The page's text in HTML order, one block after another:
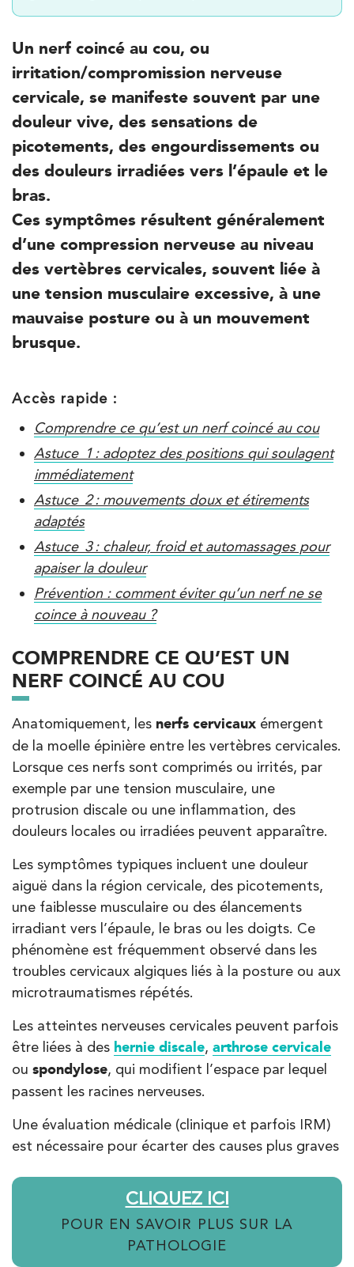
Un nerf coincé au cou, ou
irritation/compromission nerveuse
cervicale, se manifeste souvent par une
douleur vive, des sensations de
picotements, des engourdissements ou
des douleurs irradiées vers l’épaule et le
bras.
Ces symptômes résultent généralement
d’une compression nerveuse au niveau
des vertèbres cervicales, souvent liée à
une tension musculaire excessive, à une
mauvaise posture ou à un mouvement
brusque.
Accès rapide :
Comprendre ce qu’est un nerf coincé au cou
Astuce 1 : adoptez des positions qui soulagent
immédiatement
Astuce 2 : mouvements doux et étirements
adaptés
Astuce 3 : chaleur, froid et automassages pour
apaiser la douleur
Prévention : comment éviter qu’un nerf ne se
coince à nouveau ?
COMPRENDRE CE QU’EST UN
NERF COINCÉ AU COU
Anatomiquement, les nerfs cervicaux émergent
de la moelle épinière entre les vertèbres cervicales.
Lorsque ces nerfs sont comprimés ou irrités, par
exemple par une tension musculaire, une
protrusion discale ou une inflammation, des
douleurs locales ou irradiées peuvent apparaître.
Les symptômes typiques incluent une douleur
aiguë dans la région cervicale, des picotements,
une faiblesse musculaire ou des élancements
irradiant vers l’épaule, le bras ou les doigts. Ce
phénomène est fréquemment observé dans les
troubles cervicaux algiques liés à la posture ou aux
microtraumatismes répétés.
Les atteintes nerveuses cervicales peuvent parfois
être liées à des hernie discale, arthrose cervicale
ou spondylose, qui modifient l’espace par lequel
passent les racines nerveuses.
Une évaluation médicale (clinique et parfois IRM)
est nécessaire pour écarter des causes plus graves
CLIQUEZ ICI
POUR EN SAVOIR PLUS SUR LA
PATHOLOGIE
Filtrer lescabinets avec balnéothérapie
8 Avenue de Camoens 75116 Paris
8 Avenue de Camoens 75116 Paris
01 42 15 22 46
PRENDRE RDV
PRENDRE RDV
Kinésithérapie
IK Paris 6 – Cassette
1 Rue Cassette 75006 Paris
1 Rue Cassette 75006 Paris
01 42 84 06 95
PRENDRE RDV
PRENDRE RDV
IK Boulogne – 92
Billancourt
3 Av. André Morizet 92100 Boulogne-
01 48 25 34 79
PRENDRE RDV
PRENDRE RDV
Kinésithérapie
IK Châtenay-Malabry – 92
380 Av. de la Division Leclerc 92290
Châtenay-Malabry
380 Av. de la Division Leclerc 92290
Châtenay-Malabry
01 43 50 05 24
PRENDRE RDV
PRENDRE RDV
Kinésithérapie Balnéothérapie
IK Paris 17 – Villiers
68 Av. de Villiers 75017 Paris
68 Av. de Villiers 75017 Paris
01 44 90 90 40
PRENDRE RDV
Kinésithérapie Balnéothérapie
Kinésithérapie